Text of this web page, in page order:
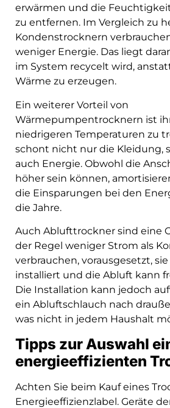
erwärmen und die
zu entfernen. Im Vergleich zu
Kondenstrocknern
weniger Energie. Das liegt
im System recycelt wird,
Wärme zu erzeugen.
Ein weiterer Vorteil von
Wärmepumpentrocknern ist
niedrigeren Temperaturen zu
schont nicht nur die Kleidung,
auch Energie. Obwohl die
höher sein können,
die Einsparungen bei den
die Jahre.
Auch Ablufttrockner sind eine
der Regel weniger Strom als
verbrauchen, vorausgesetzt,
installiert und die Abluft kann
Die Installation kann jedoch
ein Abluftschlauch nach
was nicht in jedem Haushalt
Tipps zur Auswahl
energieeffizienten
Achten Sie beim Kauf eines
Energieeffizienzlabel. Geräte